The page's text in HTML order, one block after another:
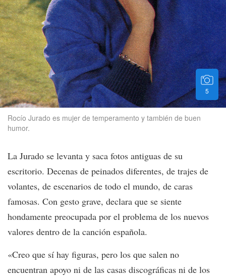
5
Rocío Jurado es mujer de temperamento y también de buen
humor.
La Jurado se levanta y saca fotos antiguas de su
escritorio. Decenas de peinados diferentes, de trajes de
volantes, de escenarios de todo el mundo, de caras
famosas. Con gesto grave, declara que se siente
hondamente preocupada por el problema de los nuevos
valores dentro de la canción española.
«Creo que sí hay figuras, pero los que salen no
encuentran apoyo ni de las casas discográficas ni de los